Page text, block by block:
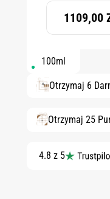
1109,00
100ml
Otrzymaj 6
Otrzymaj 25
4.8 z 5